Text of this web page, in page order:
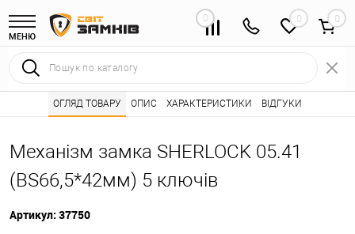
МЕНЮ
0 0
Інтернет магазин замків • Каталог товарів ⭐ Дверні замки 🌟
Механізм замка SHERLOCK 05.41
(BS66,5*42мм) 5 ключів
Артикул: 37750
ОГЛЯД ТОВАРУ ОПИС ХАРАКТЕРИСТИКИ ВІДГУКИ